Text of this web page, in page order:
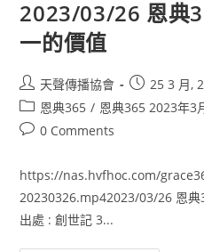
2023/03/26 恩典
一的價值
天聲傳播協會
25 3 月,
恩典365 / 恩典365 2023年3
0 Comments
https://nas.hvfhoc.com/
20230326.mp42023/03/26 恩典
出處 : 創世記 3...